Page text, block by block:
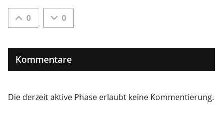
0 0
Kommentare
Die derzeit aktive Phase erlaubt keine Kommentierung.